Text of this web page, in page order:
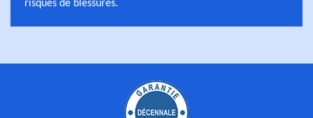
risques de blessures.